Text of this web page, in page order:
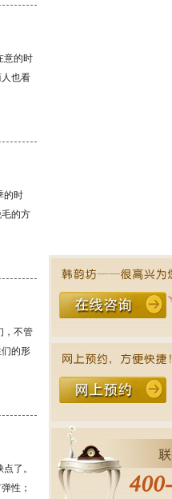
意的时
也看
的时
的方
，不管
的形
了。
性；